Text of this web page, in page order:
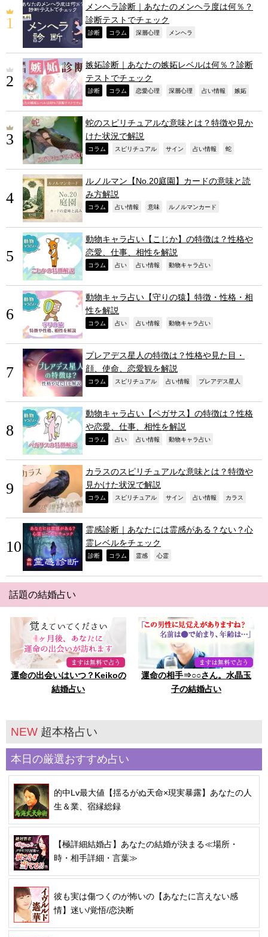
メンヘラ診断｜あなたのメンヘラ度は何％？
診断テストでチェック
診断 コラム 深層心理 メンヘラ
嫉妬診断｜あなたの嫉妬レベルは何％？診断
テストでチェック
診断 コラム 恋愛心理 深層心理 占い情報 嫉妬
蛇のスピリチュアルな意味とは？特徴や見か
けた状況で解説
コラム スピリチュアル サイン 占い情報 蛇
ルノルマン【No.20庭園】カードの意味と読
み方解説
コラム 占い情報 意味 ルノルマンカード
動物キャラ占い【こじか】の特徴は？性格や
恋愛、仕事、相性を解説
コラム 占い 占い情報 動物キャラ占い
動物キャラ占い【守りの猿】特徴・性格・相
性を解説
コラム 占い 占い情報 動物キャラ占い
プレアデス星人の特徴は？性格や見た目・
顔、使命、恋愛観を解説
コラム スピリチュアル 占い情報 プレアデス星人
動物キャラ占い【ペガサス】の特徴は？性格
や恋愛、仕事、相性を解説
コラム 占い 占い情報 動物キャラ占い
カラスのスピリチュアルな意味とは？特徴や
見かけた状況で解説
コラム スピリチュアル サイン 占い情報 カラス
霊感診断｜あなたには霊感がある？ない？心
霊レベルをチェック
診断 コラム 霊感 心霊
話題の結婚占い
運命の出会いはいつ？Keikoの
結婚占い
運命の相手⇒○○さん。水晶玉
子の結婚占い
NEW 超本格占い
本日の厳選おすすめ占い
的中Lv最大値【揺るがぬ天命×現実暴露】あなたの人
生＆業、宿縁総録
【極詳細結婚占】あなたの結婚が決まる≪場所・
時・相手詳細・言葉≫
彼も実は傷つくのが怖いの【あなたに言えない感
情】迷い/覚悟/恋決断